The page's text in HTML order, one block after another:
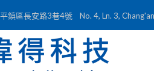
鎮區長安路3巷4號 No. 4, Ln. 3,